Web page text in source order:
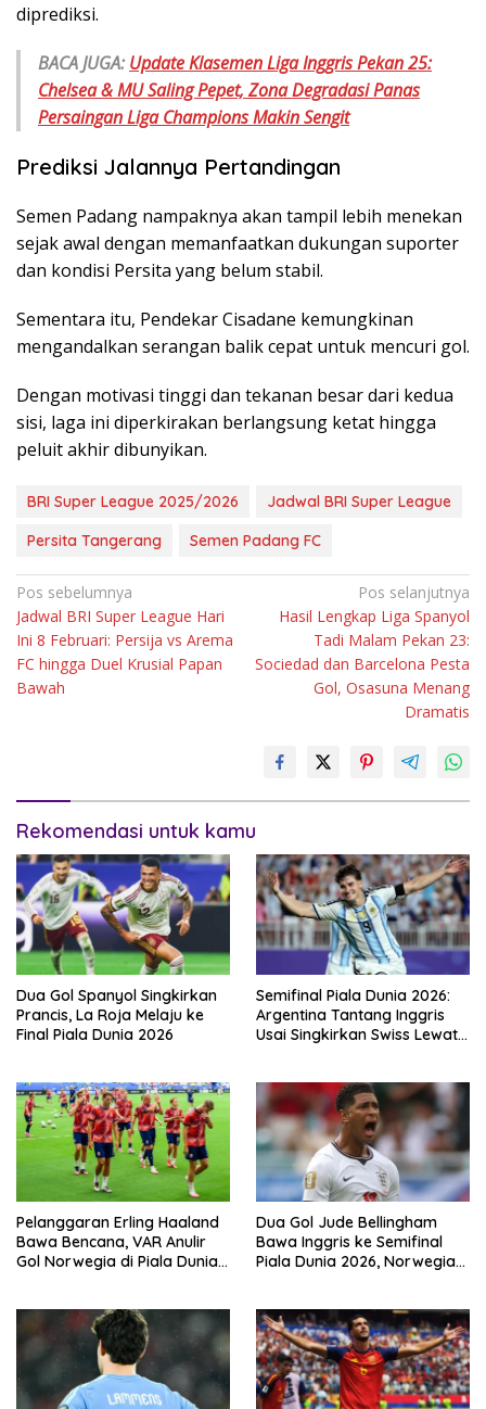
diprediksi.
BACA JUGA: Update Klasemen Liga Inggris Pekan 25:
Chelsea & MU Saling Pepet, Zona Degradasi Panas
Persaingan Liga Champions Makin Sengit
Prediksi Jalannya Pertandingan
Semen Padang nampaknya akan tampil lebih menekan
sejak awal dengan memanfaatkan dukungan suporter
dan kondisi Persita yang belum stabil.
Sementara itu, Pendekar Cisadane kemungkinan
mengandalkan serangan balik cepat untuk mencuri gol.
Dengan motivasi tinggi dan tekanan besar dari kedua
sisi, laga ini diperkirakan berlangsung ketat hingga
peluit akhir dibunyikan.
BRI Super League 2025/2026
Jadwal BRI Super League
Persita Tangerang
Semen Padang FC
Navigasi
pos
Pos sebelumnya
Jadwal BRI Super League Hari
Ini 8 Februari: Persija vs Arema
FC hingga Duel Krusial Papan
Bawah
Pos selanjutnya
Hasil Lengkap Liga Spanyol
Tadi Malam Pekan 23:
Sociedad dan Barcelona Pesta
Gol, Osasuna Menang
Dramatis
Rekomendasi untuk kamu
Dua Gol Spanyol Singkirkan
Prancis, La Roja Melaju ke
Final Piala Dunia 2026
Semifinal Piala Dunia 2026:
Argentina Tantang Inggris
Usai Singkirkan Swiss Lewat
Pelanggaran Erling Haaland
Bawa Bencana, VAR Anulir
Gol Norwegia di Piala Dunia
Dua Gol Jude Bellingham
Bawa Inggris ke Semifinal
Piala Dunia 2026, Norwegia